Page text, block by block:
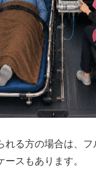
れる方の場合は、
スもあります。